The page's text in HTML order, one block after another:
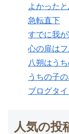
よかった
急転直下
すでに我
心の扉は
八朔はう
うちの子
ブログタ
人気の投